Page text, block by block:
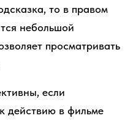
то в правом
небольшой
просматривать
если
действию в фильме